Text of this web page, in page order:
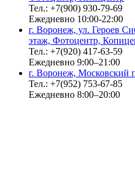
Тел.: +7(900) 930-79-69
Ежедневно 10:00-22:00
г. Воронеж, ул. Героев
этаж, Фотоцентр,
Тел.: +7(920) 417-63-59
Ежедневно 9:00–21:00
г. Воронеж, Московский
Тел.: +7(952) 753-67-85
Ежедневно 8:00–20:00